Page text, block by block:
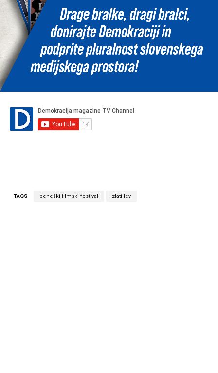
TAGS beneški filmski festival zlati lev